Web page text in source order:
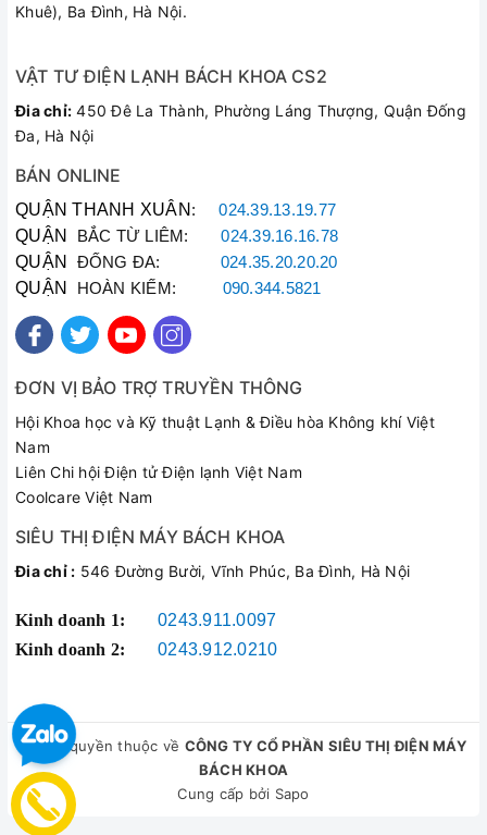
Dấu Hiệu Sự Cố Lâm
Sàng
Pháp Xử Lý Của Bách
Khoa
Bình nóng lạnh không
chạy
nhiệt bị ngắt hoặc
hỏng bộ chống giật
Bình nước nóng
Thanh đốt (thanh điện
làm mất khả năng gia
nhiệt.
Bình Ariston rò rỉ điện
thanh đốt bị ăn mòn,
hỏng không ngắt
nguồn.
Bình bị chảy nước, rỉ
Gioăng cao su bị thoái
hóa, rách hoặc lòng
định kỳ.
Bình nóng lạnh phát
tiếng ồn lớn
Do cặn can xi bám dày
đáy bình tạo áp lực
Khuê), Ba Đình, Hà Nội.
VẬT TƯ ĐIỆN LẠNH BÁCH KHOA CS2
Đia chỉ: 450 Đê La Thành, Phường Láng Thượng, Quận Đống
Đa, Hà Nội
BÁN ONLINE
QUẬN THANH XUÂN :024.39.13.19.77
QUẬN BẮC TỪ LIÊM:024.39.16.16.78
QUẬN ĐỐNG ĐA: 024.35.20.20.20
QUẬN HOÀN KIẾM: 090.344.5821
ĐƠN VỊ BẢO TRỢ TRUYỀN THÔNG
Hội Khoa học và Kỹ thuật Lạnh & Điều hòa Không khí Việt
Nam
Liên Chi hội Điện tử Điện lạnh Việt Nam
Coolcare Việt Nam
SIÊU THỊ ĐIỆN MÁY BÁCH KHOA
Đia chỉ : 546 Đường Bười, Vĩnh Phúc, Ba Đình, Hà Nội
Kinh doanh 1:
0243.911.0097
Kinh doanh 2:
0243.912.0210
© Bản quyền thuộc về CÔNG TY CỔ PHẦN SIÊU THỊ ĐIỆN MÁY
BÁCH KHOA
Cung cấp bởi Sapo